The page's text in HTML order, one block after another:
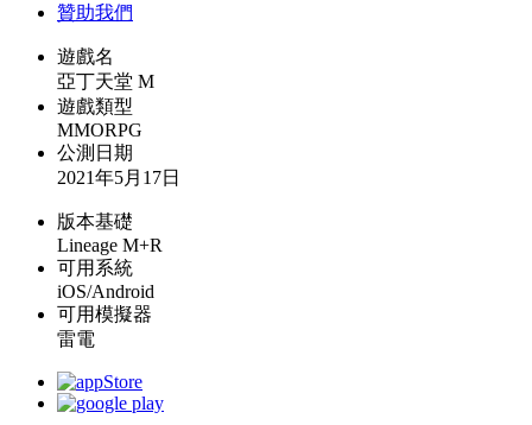
贊助我們
遊戲名
亞丁天堂 M
遊戲類型
MMORPG
公測日期
2021年5月17日
版本基礎
Lineage M+R
可用系統
iOS/Android
可用模擬器
雷電